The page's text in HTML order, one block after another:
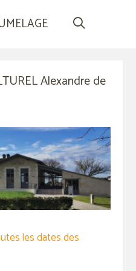
Alexandre de
les dates des